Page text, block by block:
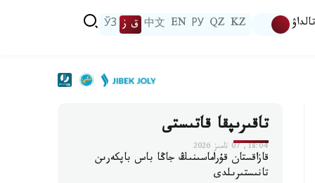
تالداۋ KZ
QZ
РУ
EN
中文 ق ز ЎЗ
تاقىرىپقا قاتىستى
18:04, 07 تامىز 2026
قازاقستان قۇراماسىنىڭ جاڭا باس باپكەرىن
تانىستىرىلدى